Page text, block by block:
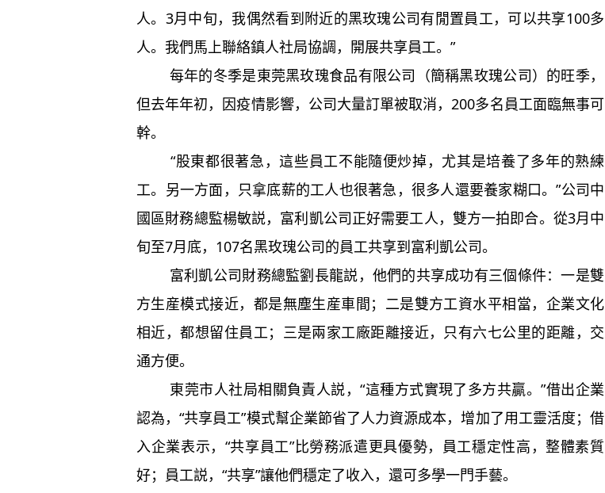
人。3月中旬，我偶然看到附近的黑玫瑰公司有閒置員工，可以共享100多
人。我們馬上聯絡鎮人社局協調，開展共享員工。”
每年的冬季是東莞黑玫瑰食品有限公司（簡稱黑玫瑰公司）的旺季，
但去年年初，因疫情影響，公司大量訂單被取消，200多名員工面臨無事可
幹。
“股東都很著急，這些員工不能隨便炒掉，尤其是培養了多年的熟練
工。另一方面，只拿底薪的工人也很著急，很多人還要養家糊口。”公司中
國區財務總監楊敏説，富利凱公司正好需要工人，雙方一拍即合。從3月中
旬至7月底，107名黑玫瑰公司的員工共享到富利凱公司。
富利凱公司財務總監劉長龍説，他們的共享成功有三個條件：一是雙
方生産模式接近，都是無塵生産車間；二是雙方工資水平相當，企業文化
相近，都想留住員工；三是兩家工廠距離接近，只有六七公里的距離，交
通方便。
東莞市人社局相關負責人説，“這種方式實現了多方共贏。”借出企業
認為，“共享員工”模式幫企業節省了人力資源成本，增加了用工靈活度；借
入企業表示，“共享員工”比勞務派遣更具優勢，員工穩定性高，整體素質
好；員工説，“共享”讓他們穩定了收入，還可多學一門手藝。